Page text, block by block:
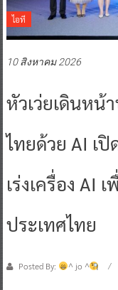
ไอที
10 สิงหาคม 2026
หัวเว่ยเดินหน้
ไทยด้วย AI เ
เร่งเครื่อง AI
ประเทศไทย
Posted By: ^ jo ^